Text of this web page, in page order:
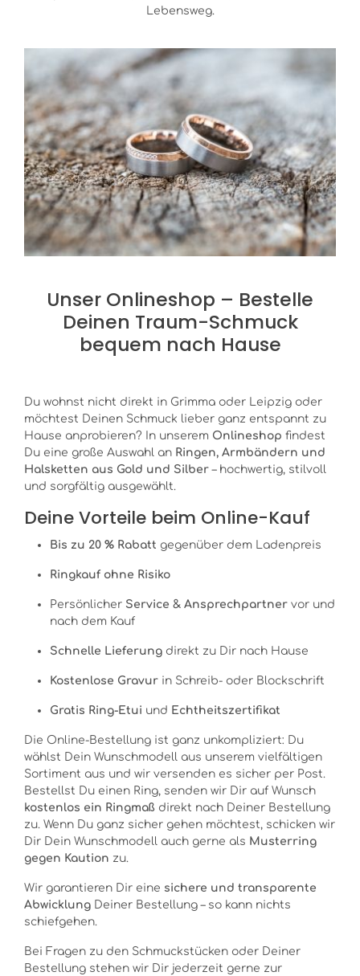
Lebensweg.
Unser Onlineshop – Bestelle
Deinen Traum-Schmuck
bequem nach Hause
Du wohnst nicht direkt in Grimma oder Leipzig oder
möchtest Deinen Schmuck lieber ganz entspannt zu
Hause anprobieren? In unserem Onlineshop findest
Du eine große Auswahl an Ringen, Armbändern und
Halsketten aus Gold und Silber – hochwertig, stilvoll
und sorgfältig ausgewählt.
Deine Vorteile beim Online-Kauf
Bis zu 20 % Rabatt gegenüber dem Ladenpreis
Ringkauf ohne Risiko
Persönlicher Service & Ansprechpartner vor und
nach dem Kauf
Schnelle Lieferung direkt zu Dir nach Hause
Kostenlose Gravur in Schreib- oder Blockschrift
Gratis Ring-Etui und Echtheitszertifikat
Die Online-Bestellung ist ganz unkompliziert: Du
wählst Dein Wunschmodell aus unserem vielfältigen
Sortiment aus und wir versenden es sicher per Post.
Bestellst Du einen Ring, senden wir Dir auf Wunsch
kostenlos ein Ringmaß direkt nach Deiner Bestellung
zu. Wenn Du ganz sicher gehen möchtest, schicken wir
Dir Dein Wunschmodell auch gerne als Musterring
gegen Kaution zu.
Wir garantieren Dir eine sichere und transparente
Abwicklung Deiner Bestellung – so kann nichts
schiefgehen.
Bei Fragen zu den Schmuckstücken oder Deiner
Bestellung stehen wir Dir jederzeit gerne zur